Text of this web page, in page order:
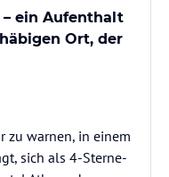
ein Aufenthalt
Ort, der
zu warnen, in einem
sich als 4-Sterne-